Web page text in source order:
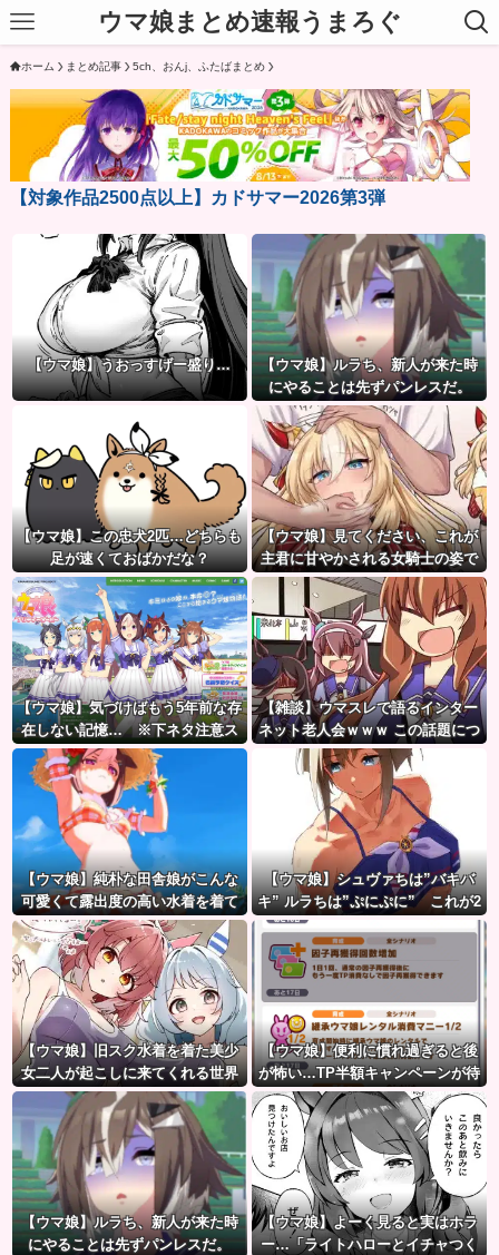
ウマ娘まとめ速報うまろぐ
ホーム まとめ記事 5ch、おんj、ふたばまとめ
【対象作品2500点以上】カドサマー2026第3弾
【ウマ娘】うおっすげー盛り…
【ウマ娘】ルラち、新人が来た時
にやることは先ずパンレスだ。
【ウマ娘】この忠犬2匹…どちらも
足が速くておばかだな？
【ウマ娘】見てください、これが
主君に甘やかされる女騎士の姿で
す。
【ウマ娘】気づけばもう5年前な存
在しない記憶… ※下ネタ注意ス
レ
【雑談】ウマスレで語るインター
ネット老人会ｗｗｗ この話題につ
いていけないってマジ…！？
【ウマ娘】純朴な田舎娘がこんな
可愛くて露出度の高い水着を着て
るのがいいよね…
【ウマ娘】シュヴァちは”バキバ
キ” ルラちは”ぷにぷに” これが2
【ウマ娘】旧スク水着を着た美少
女二人が起こしに来てくれる世界
に行きたかった…
【ウマ娘】便利に慣れ過ぎると後
が怖い…TP半額キャンペーンが待
ち遠しいわね
【ウマ娘】ルラち、新人が来た時
にやることは先ずパンレスだ。
【ウマ娘】よーく見ると実はホラ
ー…「ライトハローとイチャつく